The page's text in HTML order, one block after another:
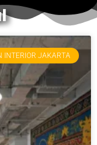
INTERIOR JAKARTA